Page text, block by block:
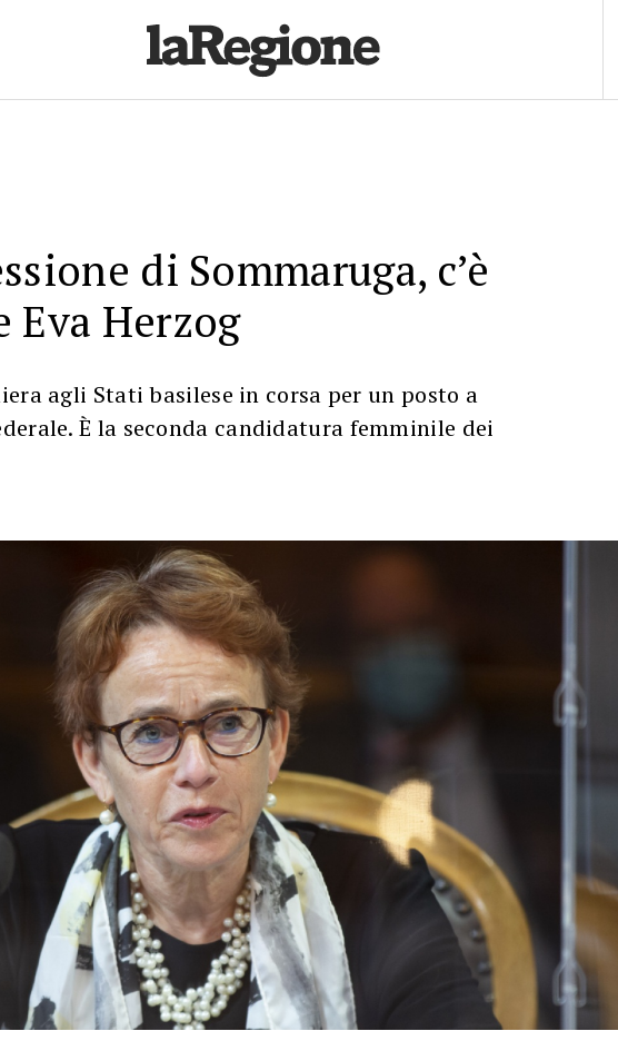
di Sommaruga, c’è
Eva Herzog
agli Stati basilese in corsa per un posto a
È la seconda candidatura femminile dei